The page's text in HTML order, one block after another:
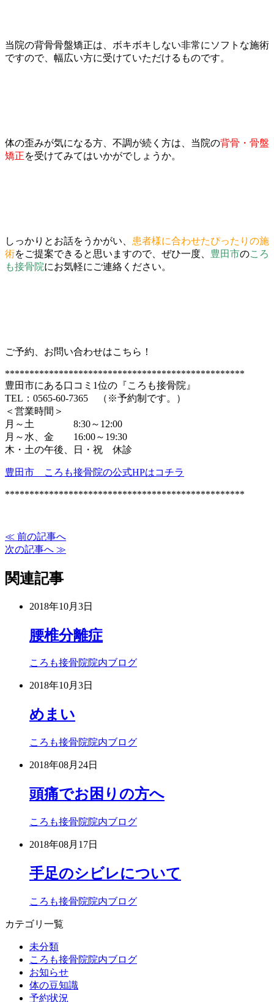
当院の背骨骨盤矯正は、ボキボキしない非常にソフトな施術
ですので、幅広い方に受けていただけるものです。
体の歪みが気になる方、不調が続く方は、当院の背骨・骨盤
矯正を受けてみてはいかがでしょうか。
しっかりとお話をうかがい、 患者様に合わせたぴったりの施
術をご提案できると思いますので、ぜひ一度、 豊田市のころ
も接骨院にお気軽にご連絡ください。
ご予約、お問い合わせはこちら！
*************************************************
豊田市にある口コミ1位の『ころも接骨院』
TEL：0565-60-7365 （※予約制です。）
＜営業時間＞
月～土 8:30～12:00
月～水、金 16:00～19:30
木・土の午後、日・祝 休診
豊田市 ころも接骨院の公式HPはコチラ
*************************************************
≪ 前の記事へ
次の記事へ ≫
関連記事
2018年10月3日
腰椎分離症
ころも接骨院院内ブログ
2018年10月3日
めまい
ころも接骨院院内ブログ
2018年08月24日
頭痛でお困りの方へ
ころも接骨院院内ブログ
2018年08月17日
手足のシビレについて
ころも接骨院院内ブログ
カテゴリ一覧
未分類
ころも接骨院院内ブログ
お知らせ
体の豆知識
予約状況